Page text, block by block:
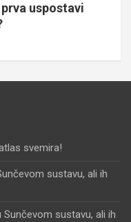
uspostavi
svemira!
sustavu, ali ih
Sunčevom sustavu, ali ih